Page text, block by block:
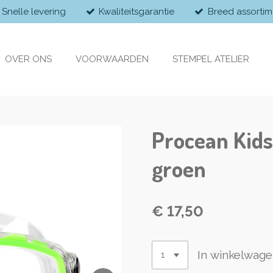
Snelle levering Kwaliteitsgarantie Breed
OVER ONS VOORWAARDEN STEMPEL ATELIER
Procean
groen
€ 17,50
In